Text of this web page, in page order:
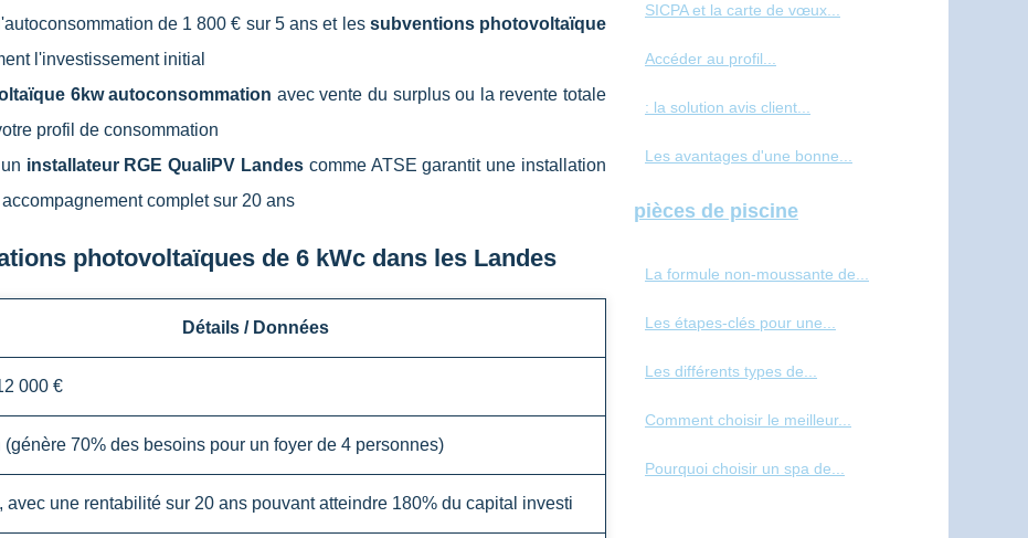
de 1 800 € sur 5 ans et les subventions photovoltaïque
l'investissement initial
6kw autoconsommation avec vente du surplus ou la revente totale
profil de consommation
installateur RGE QualiPV Landes comme ATSE garantit une installation
complet sur 20 ans
photovoltaïques de 6 kWc dans les Landes
Détails / Données
000 €
(génère 70% des besoins pour un foyer de 4 personnes)
avec une rentabilité sur 20 ans pouvant atteindre 180% du capital investi
SICPA et la carte de vœux...
Accéder au profil...
: la solution avis client...
Les avantages d'une bonne...
pièces de piscine
La formule non-moussante de...
Les étapes-clés pour une...
Les différents types de...
Comment choisir le meilleur...
Pourquoi choisir un spa de...